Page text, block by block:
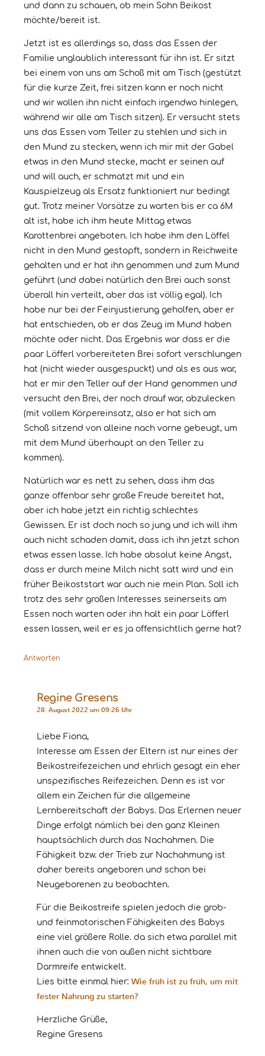
und dann zu schauen, ob mein Sohn Beikost
möchte/bereit ist.
Jetzt ist es allerdings so, dass das Essen der
Familie unglaublich interessant für ihn ist. Er sitzt
bei einem von uns am Schoß mit am Tisch (gestützt
für die kurze Zeit, frei sitzen kann er noch nicht
und wir wollen ihn nicht einfach irgendwo hinlegen,
während wir alle am Tisch sitzen). Er versucht stets
uns das Essen vom Teller zu stehlen und sich in
den Mund zu stecken, wenn ich mir mit der Gabel
etwas in den Mund stecke, macht er seinen auf
und will auch, er schmatzt mit und ein
Kauspielzeug als Ersatz funktioniert nur bedingt
gut. Trotz meiner Vorsätze zu warten bis er ca 6M
alt ist, habe ich ihm heute Mittag etwas
Karottenbrei angeboten. Ich habe ihm den Löffel
nicht in den Mund gestopft, sondern in Reichweite
gehalten und er hat ihn genommen und zum Mund
geführt (und dabei natürlich den Brei auch sonst
überall hin verteilt, aber das ist völlig egal). Ich
habe nur bei der Feinjustierung geholfen, aber er
hat entschieden, ob er das Zeug im Mund haben
möchte oder nicht. Das Ergebnis war dass er die
paar Löfferl vorbereiteten Brei sofort verschlungen
hat (nicht wieder ausgespuckt) und als es aus war,
hat er mir den Teller auf der Hand genommen und
versucht den Brei, der noch drauf war, abzulecken
(mit vollem Körpereinsatz, also er hat sich am
Schoß sitzend von alleine nach vorne gebeugt, um
mit dem Mund überhaupt an den Teller zu
kommen).
Natürlich war es nett zu sehen, dass ihm das
ganze offenbar sehr große Freude bereitet hat,
aber ich habe jetzt ein richtig schlechtes
Gewissen. Er ist doch noch so jung und ich will ihm
auch nicht schaden damit, dass ich ihn jetzt schon
etwas essen lasse. Ich habe absolut keine Angst,
dass er durch meine Milch nicht satt wird und ein
früher Beikoststart war auch nie mein Plan. Soll ich
trotz des sehr großen Interesses seinerseits am
Essen noch warten oder ihn halt ein paar Löfferl
essen lassen, weil er es ja offensichtlich gerne hat?
Antworten
Regine Gresens
28. August 2022 um 09:26 Uhr
Liebe Fiona,
Interesse am Essen der Eltern ist nur eines der
Beikostreifezeichen und ehrlich gesagt ein eher
unspezifisches Reifezeichen. Denn es ist vor
allem ein Zeichen für die allgemeine
Lernbereitschaft der Babys. Das Erlernen neuer
Dinge erfolgt nämlich bei den ganz Kleinen
hauptsächlich durch das Nachahmen. Die
Fähigkeit bzw. der Trieb zur Nachahmung ist
daher bereits angeboren und schon bei
Neugeborenen zu beobachten.
Für die Beikostreife spielen jedoch die grob-
und feinmotorischen Fähigkeiten des Babys
eine viel größere Rolle. da sich etwa parallel mit
ihnen auch die von außen nicht sichtbare
Darmreife entwickelt.
Lies bitte einmal hier: Wie früh ist zu früh, um mit
fester Nahrung zu starten?
Herzliche Grüße,
Regine Gresens